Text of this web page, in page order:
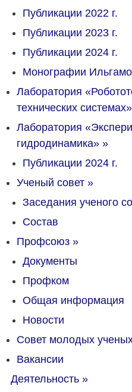
Публикации 2022 г.
Публикации 2023 г.
Публикации 2024 г.
Монографии
Лаборатория
технических системах»
Лаборатория
гидродинамика» »
Публикации 2024 г.
Ученый совет »
Заседания ученого
Состав
Профсоюз »
Документы
Профком
Общая информация
Новости
Совет молодых
Вакансии
Деятельность »